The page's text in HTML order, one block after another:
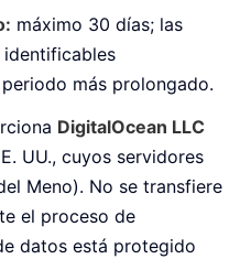
máximo 30 días; las
más prolongado.
DigitalOcean LLC
UU., cuyos servidores
Meno). No se transfiere
el proceso de
datos está protegido